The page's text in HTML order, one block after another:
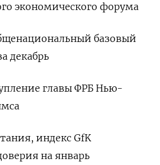
экономического форума
базовый
декабрь
главы ФРБ Нью-
индекс GfK
на январь